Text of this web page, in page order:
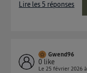
Lire les 5 réponses
Gwend96
0like
Le25 février 2026 à